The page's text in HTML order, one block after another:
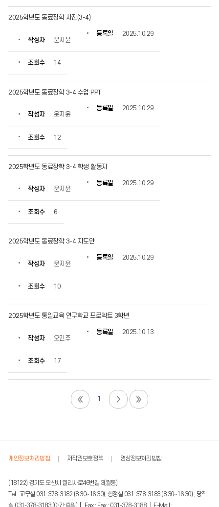
2025학년도 동료장학 사진(3-4)
작성자 윤지윤
등록일 2025.10.29
조회수 14
2025학년도 동료장학 3-4 수업 PPT
작성자 윤지윤
등록일 2025.10.29
조회수 12
2025학년도 동료장학 3-4 학생 활동지
작성자 윤지윤
등록일 2025.10.29
조회수 6
2025학년도 동료장학 3-4 지도안
작성자 윤지윤
등록일 2025.10.29
조회수 10
2025학년도 통일교육 연구학교 프로젝트 3학년
작성자 오민주
등록일 2025.10.13
조회수 17
1
개인정보처리방침 저작권보호정책 영상정보처리방침
(18122) 경기도 오산시 궐리사로46번길 3(궐동)
Tel : 교무실 031-378-3182 (8:30~16:30), 행정실 031-378-3183 (8:30~16:30) , 당직
실 031-378-3183 (야간 휴일) | Fax : Fax : 031-378-3188 | E-Mail :